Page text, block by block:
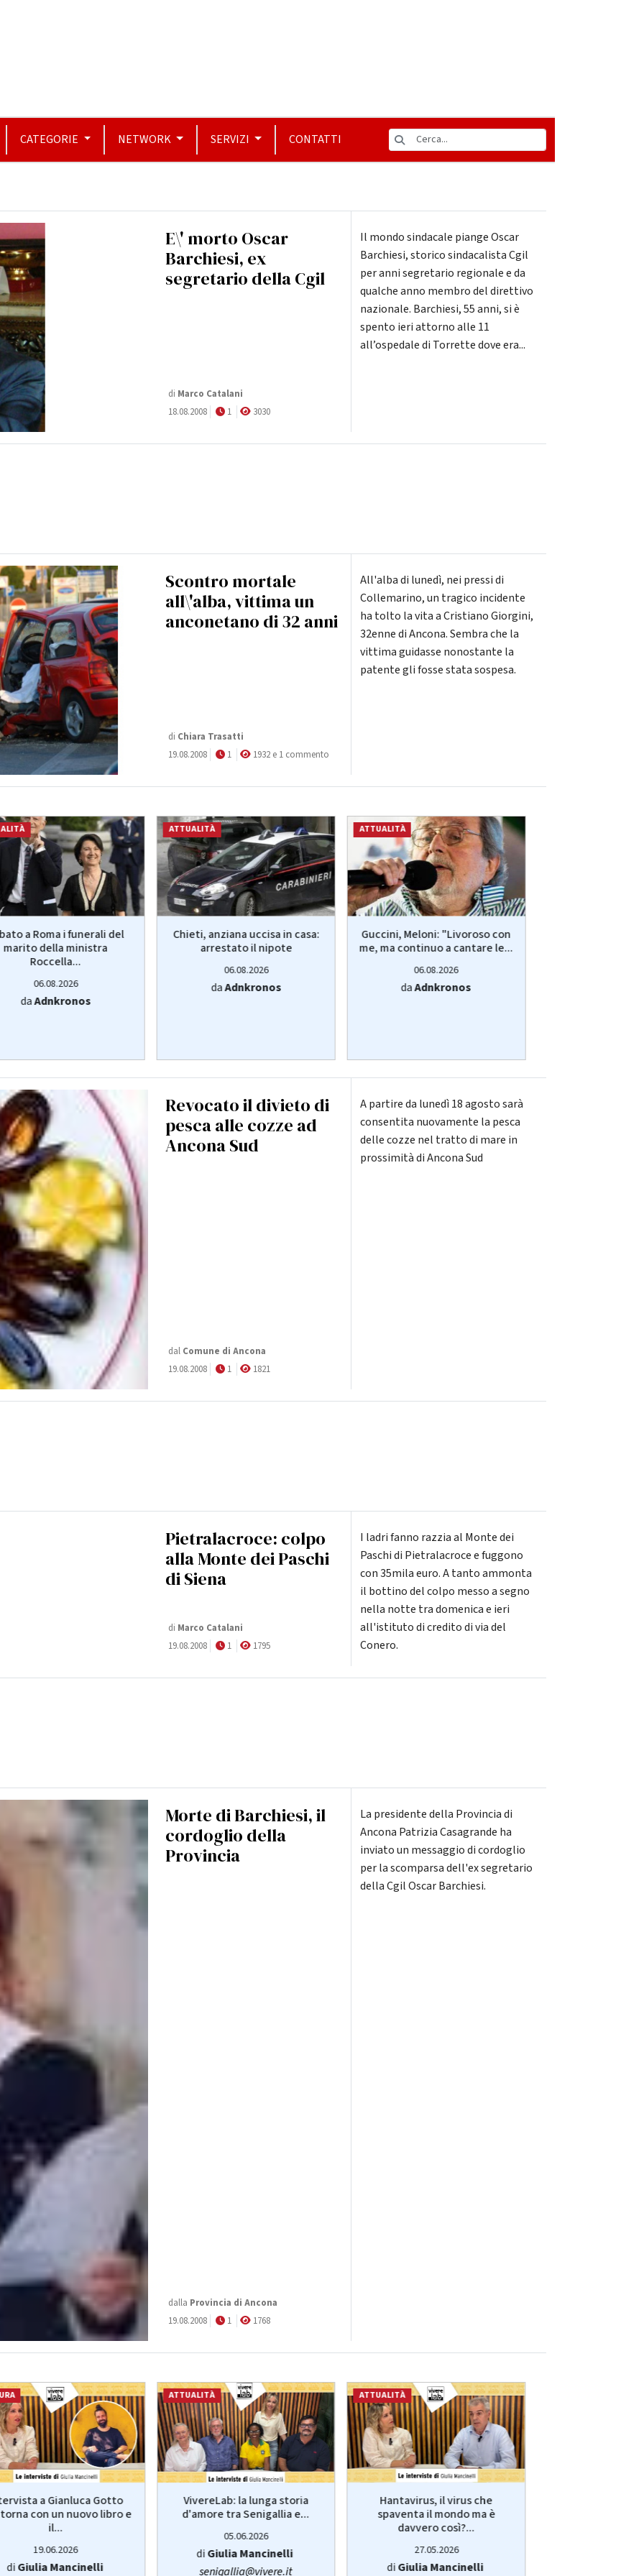
CATEGORIE NETWORK SERVIZI CONTATTI
E\' morto Oscar
Barchiesi, ex
segretario della Cgil
di Marco Catalani
18.08.2008
1 3030
Il mondo sindacale piange Oscar
Barchiesi, storico sindacalista Cgil
per anni segretario regionale e da
qualche anno membro del direttivo
nazionale. Barchiesi, 55 anni, si è
spento ieri attorno alle 11
all’ospedale di Torrette dove era...
Scontro mortale
all\'alba, vittima un
anconetano di 32 anni
di Chiara Trasatti
19.08.2008
1 1932 e 1 commento
All'alba di lunedì, nei pressi di
Collemarino, un tragico incidente
ha tolto la vita a Cristiano Giorgini,
32enne di Ancona. Sembra che la
vittima guidasse nonostante la
patente gli fosse stata sospesa.
a Roma i funerali del
marito della ministra
Roccella...
06.08.2026
daAdnkronos
ATTUALITÀ
Chieti, anziana uccisa in casa:
arrestato il nipote
06.08.2026
daAdnkronos
ATTUALITÀ
Guccini, Meloni: "Livoroso con
me, ma continuo a cantare le...
06.08.2026
daAdnkronos
Revocato il divieto di
pesca alle cozze ad
Ancona Sud
dal Comune di Ancona
19.08.2008
1 1821
A partire da lunedì 18 agosto sarà
consentita nuovamente la pesca
delle cozze nel tratto di mare in
prossimità di Ancona Sud
Pietralacroce: colpo
alla Monte dei Paschi
di Siena
di Marco Catalani
19.08.2008
1 1795
I ladri fanno razzia al Monte dei
Paschi di Pietralacroce e fuggono
con 35mila euro. A tanto ammonta
il bottino del colpo messo a segno
nella notte tra domenica e ieri
all'istituto di credito di via del
Conero.
Morte di Barchiesi, il
cordoglio della
Provincia
dalla Provincia di Ancona
19.08.2008
1 1768
La presidente della Provincia di
Ancona Patrizia Casagrande ha
inviato un messaggio di cordoglio
per la scomparsa dell'ex segretario
della Cgil Oscar Barchiesi.
a Gianluca Gotto
con un nuovo libro e
il...
19.06.2026
diGiulia Mancinelli
ATTUALITÀ
VivereLab: la lunga storia
d'amore tra Senigallia e...
05.06.2026
diGiulia Mancinelli
senigallia@vivere.it
ATTUALITÀ
Hantavirus, il virus che
spaventa il mondo ma è
davvero così?...
27.05.2026
diGiulia Mancinelli